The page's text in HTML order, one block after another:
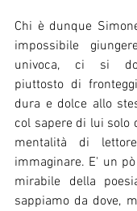
Chi è dunque
impossibile
univoca, ci si
piuttosto di
dura e dolce allo
col sapere di lui solo
mentalità di
immaginare. E' un
mirabile della
sappiamo da dove,